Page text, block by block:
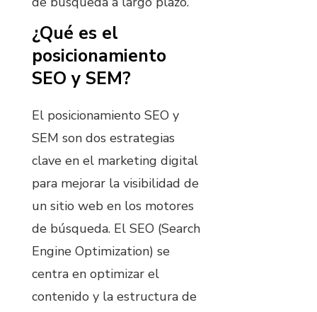
¿Qué es el
posicionamiento
SEO y SEM?
El posicionamiento SEO y
SEM son dos estrategias
clave en el marketing digital
para mejorar la visibilidad de
un sitio web en los motores
de búsqueda. El SEO (Search
Engine Optimization) se
centra en optimizar el
contenido y la estructura de